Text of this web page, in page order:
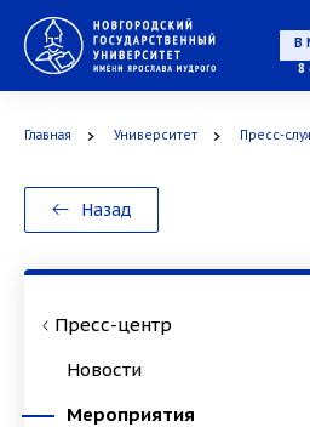
В
8
Главная Университет Пресс-
Назад
Пресс-центр
Новости
Мероприятия